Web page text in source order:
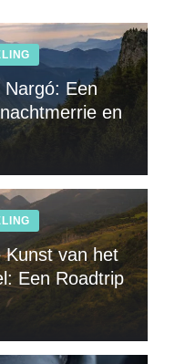
Een
en
Kunst van het
Een Roadtrip